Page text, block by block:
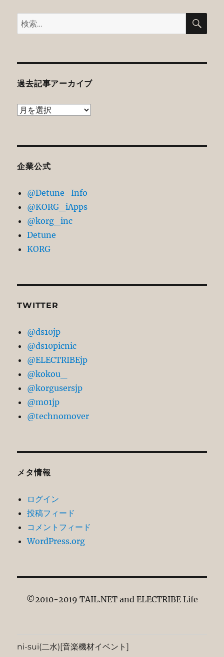
検
索:
検
過去記事アーカイブ
過
ア
カ
イ
ブ
企業公式
@Detune_Info
@KORG_iApps
@korg_inc
Detune
KORG
TWITTER
@ds10jp
@ds10picnic
@ELECTRIBEjp
@kokou_
@korgusersjp
@m01jp
@technomover
メタ情報
ログイン
投稿フィード
コメントフィード
WordPress.org
©2010-2019 TAIL.NET and ELECTRIBE Life
ni-sui(二水)[音楽機材イベント]